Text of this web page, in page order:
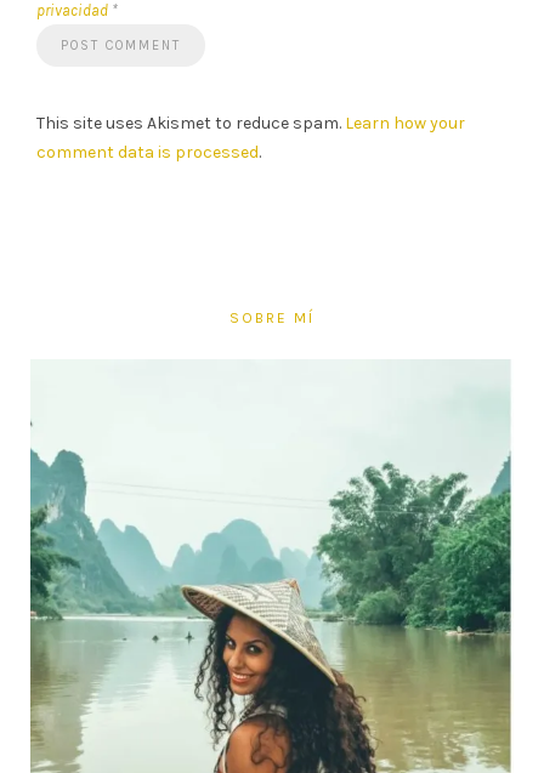
privacidad *
This site uses Akismet to reduce spam. Learn how your
comment data is processed.
SOBRE MÍ